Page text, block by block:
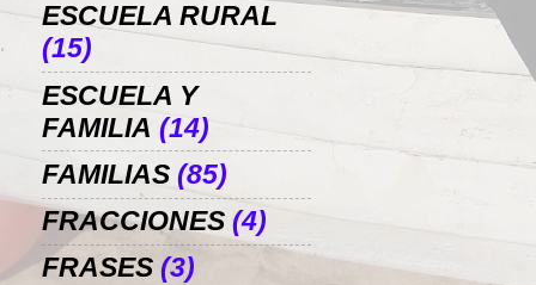
ESCUELA RURAL
(15)
ESCUELA Y
FAMILIA (14)
FAMILIAS (85)
FRACCIONES (4)
FRASES (3)